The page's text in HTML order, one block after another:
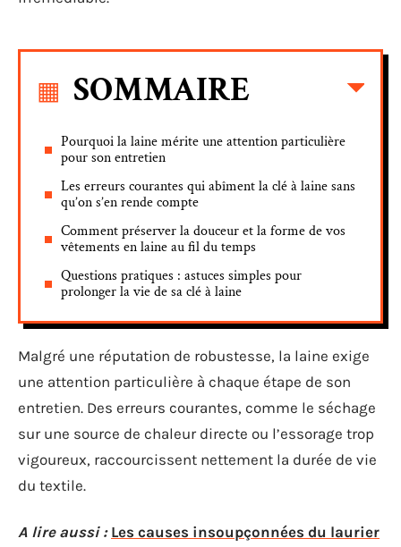
SOMMAIRE
Pourquoi la laine mérite une attention particulière
pour son entretien
Les erreurs courantes qui abîment la clé à laine sans
qu’on s’en rende compte
Comment préserver la douceur et la forme de vos
vêtements en laine au fil du temps
Questions pratiques : astuces simples pour
prolonger la vie de sa clé à laine
Malgré une réputation de robustesse, la laine exige
une attention particulière à chaque étape de son
entretien. Des erreurs courantes, comme le séchage
sur une source de chaleur directe ou l’essorage trop
vigoureux, raccourcissent nettement la durée de vie
du textile.
A lire aussi : Les causes insoupçonnées du laurier